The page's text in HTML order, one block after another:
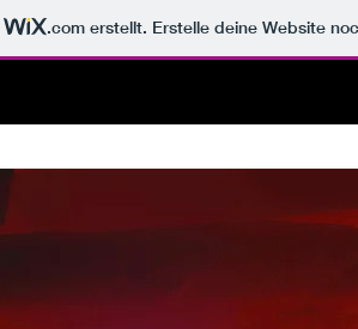
.com erstellt. Erstelle deine Website